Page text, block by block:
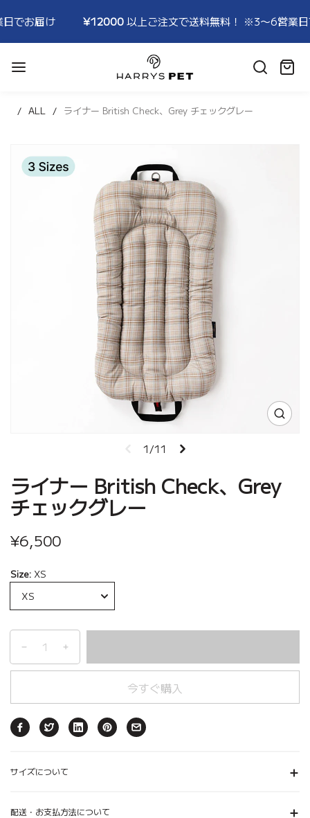
¥12000以上ご注文で送料無料！ ※3〜6営業日でお届け
HARRYSPET
カ
ALL ライナー British Check、Grey チェックグレー
1/11
ライナー British Check、Grey
チェックグレー
¥6,500
Size: XS
今すぐ購入
サイズについて
配送・お支払方法について